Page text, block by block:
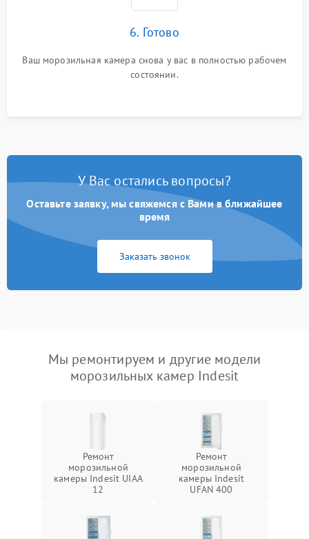
6. Готово
Ваш морозильная камера снова у вас в полностью рабочем
состоянии.
У Вас остались вопросы?
Оставьте заявку, мы свяжемся с Вами в ближайшее
время
Заказать звонок
Мы ремонтируем и другие модели
морозильных камер Indesit
Ремонт
морозильной
камеры Indesit UIAA
12
Ремонт
морозильной
камеры Indesit
UFAN 400